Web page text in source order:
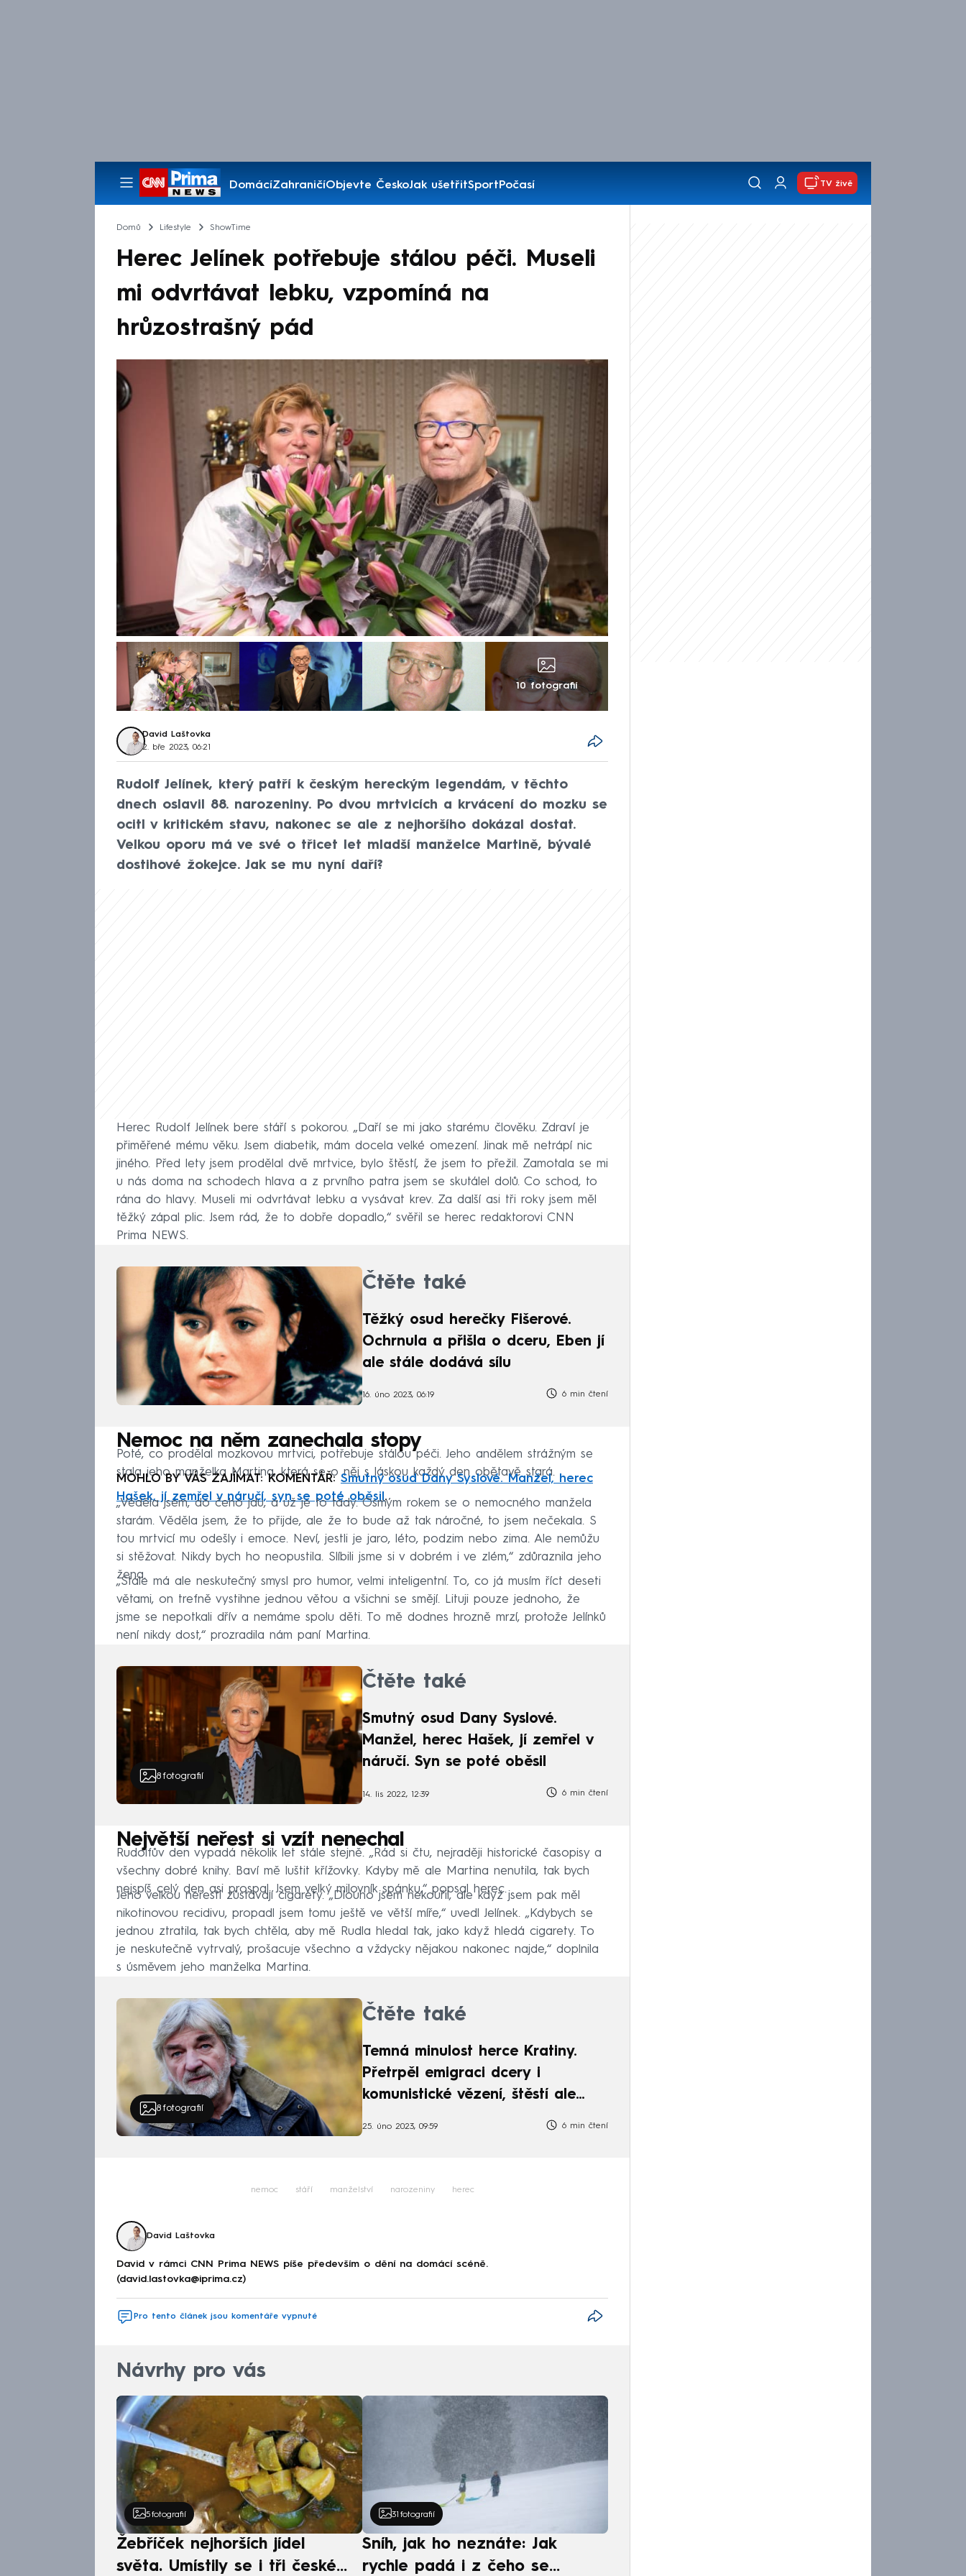
DomácíZahraničíObjevte ČeskoJak ušetřitSportPočasí
Pořady
TV živě
Domů Lifestyle ShowTime
Herec Jelínek potřebuje stálou péči. Museli
mi odvrtávat lebku, vzpomíná na
hrůzostrašný pád
10 fotografií
David Laštovka
2. bře 2023, 06:21
Rudolf Jelínek, který patří k českým hereckým legendám, v těchto
dnech oslavil 88. narozeniny. Po dvou mrtvicích a krvácení do mozku se
ocitl v kritickém stavu, nakonec se ale z nejhoršího dokázal dostat.
Velkou oporu má ve své o třicet let mladší manželce Martině, bývalé
dostihové žokejce. Jak se mu nyní daří?
Herec Rudolf Jelínek bere stáří s pokorou. „Daří se mi jako starému člověku. Zdraví je
přiměřené mému věku. Jsem diabetik, mám docela velké omezení. Jinak mě netrápí nic
jiného. Před lety jsem prodělal dvě mrtvice, bylo štěstí, že jsem to přežil. Zamotala se mi
u nás doma na schodech hlava a z prvního patra jsem se skutálel dolů. Co schod, to
rána do hlavy. Museli mi odvrtávat lebku a vysávat krev. Za další asi tři roky jsem měl
těžký zápal plic. Jsem rád, že to dobře dopadlo,“ svěřil se herec redaktorovi CNN
Prima NEWS.
Čtěte také
Těžký osud herečky Fišerové.
Ochrnula a přišla o dceru, Eben jí
ale stále dodává sílu
16. úno 2023, 06:19 6 min čtení
Nemoc na něm zanechala stopy
Poté, co prodělal mozkovou mrtvici, potřebuje stálou péči. Jeho andělem strážným se
stala jeho manželka Martina, která se o něj s láskou každý den obětavě stará.
MOHLO BY VÁS ZAJÍMAT: KOMENTÁŘ: Smutný osud Dany Syslové. Manžel, herec
Hašek, jí zemřel v náručí, syn se poté oběsil .
„Věděla jsem, do čeho jdu, a už je to tady. Osmým rokem se o nemocného manžela
starám. Věděla jsem, že to přijde, ale že to bude až tak náročné, to jsem nečekala. S
tou mrtvicí mu odešly i emoce. Neví, jestli je jaro, léto, podzim nebo zima. Ale nemůžu
si stěžovat. Nikdy bych ho neopustila. Slíbili jsme si v dobrém i ve zlém,“ zdůraznila jeho
žena.
„Stále má ale neskutečný smysl pro humor, velmi inteligentní. To, co já musím říct deseti
větami, on trefně vystihne jednou větou a všichni se smějí. Lituji pouze jednoho, že
jsme se nepotkali dřív a nemáme spolu děti. To mě dodnes hrozně mrzí, protože Jelínků
není nikdy dost,“ prozradila nám paní Martina.
8fotografií
Čtěte také
Smutný osud Dany Syslové.
Manžel, herec Hašek, jí zemřel v
náručí. Syn se poté oběsil
14. lis 2022, 12:39 6 min čtení
Největší neřest si vzít nenechal
Rudolfův den vypadá několik let stále stejně. „Rád si čtu, nejraději historické časopisy a
všechny dobré knihy. Baví mě luštit křížovky. Kdyby mě ale Martina nenutila, tak bych
nejspíš celý den asi prospal. Jsem velký milovník spánku,“ popsal herec.
Jeho velkou neřestí zůstávají cigarety. „Dlouho jsem nekouřil, ale když jsem pak měl
nikotinovou recidivu, propadl jsem tomu ještě ve větší míře,“ uvedl Jelínek. „Kdybych se
jednou ztratila, tak bych chtěla, aby mě Rudla hledal tak, jako když hledá cigarety. To
je neskutečně vytrvalý, prošacuje všechno a vždycky nějakou nakonec najde,“ doplnila
s úsměvem jeho manželka Martina.
8fotografií
Čtěte také
Temná minulost herce Kratiny.
Přetrpěl emigraci dcery i
komunistické vězení, štěstí ale
25. úno 2023, 09:59 6 min čtení
nemoc stáří manželství narozeniny herec
David Laštovka
David v rámci CNN Prima NEWS píše především o dění na domácí scéně.
(david.lastovka@iprima.cz)
Pro tento článek jsou komentáře vypnuté
Návrhy pro vás
5 fotografií
Žebříček nejhorších jídel
světa. Umístily se i tři české
31 fotografií
Sníh, jak ho neznáte: Jak
rychle padá i z čeho se